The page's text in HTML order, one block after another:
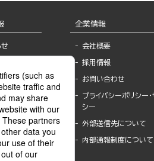
せ
へ
センシー
アカウ
企業情報
会社概要
採用情報
お問い合わせ
プライバシーポリシー・
シー
外部送信先について
内部通報制度について